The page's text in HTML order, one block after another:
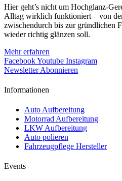
Hier geht’s nicht um Hochglanz-
Alltag wirklich funktioniert – von
zwischendurch bis zur gründlichen
wieder richtig glänzen soll.
Mehr erfahren
FacebookYoutube Instagram
Newsletter Abonnieren
Informationen
Auto Aufbereitung
Motorrad Aufbereitung
LKW Aufbereitung
Auto polieren
Fahrzeugpflege Hersteller
Events